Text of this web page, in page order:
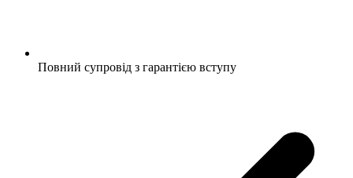
Повний супровід з гарантією вступу